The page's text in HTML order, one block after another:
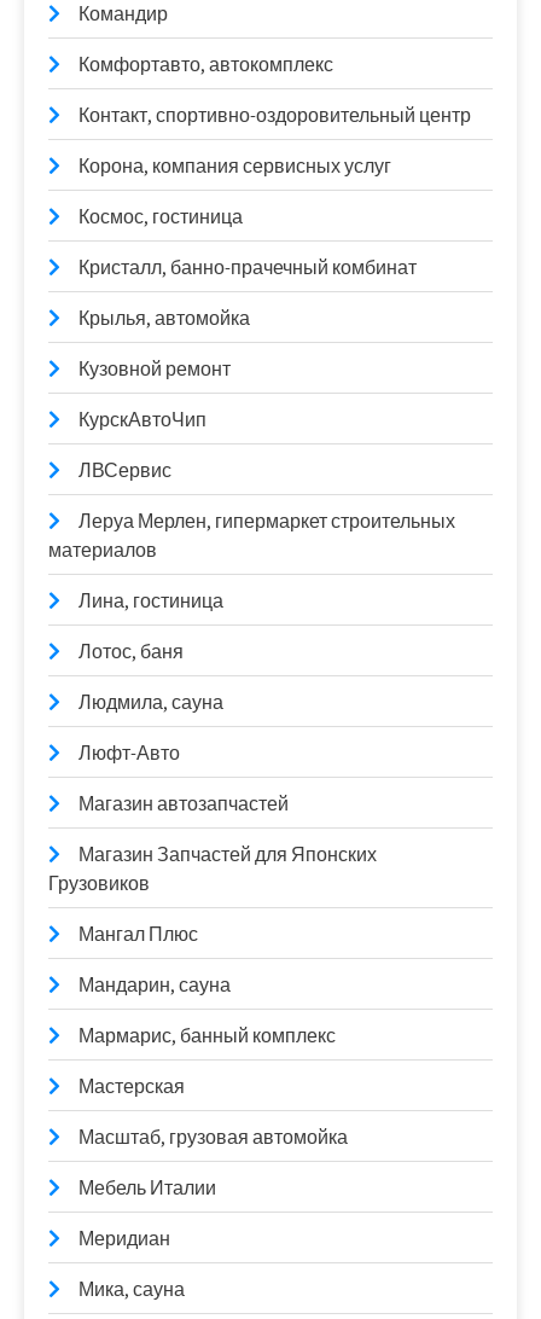
Командир
Комфортавто, автокомплекс
Контакт, спортивно-оздоровительный центр
Корона, компания сервисных услуг
Космос, гостиница
Кристалл, банно-прачечный комбинат
Крылья, автомойка
Кузовной ремонт
КурскАвтоЧип
ЛВСервис
Леруа Мерлен, гипермаркет строительных
материалов
Лина, гостиница
Лотос, баня
Людмила, сауна
Люфт-Авто
Магазин автозапчастей
Магазин Запчастей для Японских
Грузовиков
Мангал Плюс
Мандарин, сауна
Мармарис, банный комплекс
Мастерская
Масштаб, грузовая автомойка
Мебель Италии
Меридиан
Мика, сауна